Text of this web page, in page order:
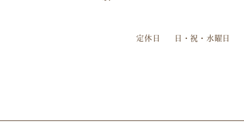
定休日
日・祝・水曜日